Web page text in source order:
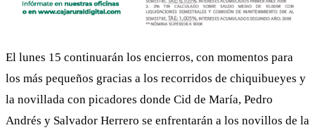
El lunes 15 continuarán los encierros, con momentos para
los más pequeños gracias a los recorridos de chiquibueyes y
la novillada con picadores donde Cid de María, Pedro
Andrés y Salvador Herrero se enfrentarán a los novillos de la